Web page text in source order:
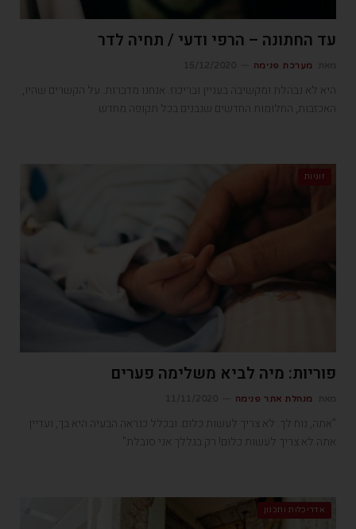
עד החתונה – הרפי ודעי / תחיה לדר
מערכת פנימה
היא לא נבהלת ומקשיבה בעניין ובריכוז. אנחנו מדברות. על הקשרים שהיו,
האכזבות, החלומות החדשים שנבנים בכל תקופה מחדש
זוגיות
פוריות: מיה לביא משלימה פערים
מנהלת אתר פנימה
"אתה, נוח לך. לא צריך לעשות כלום. ובכלל כנראה הבעיה היא בך, ועדיין
אתה לא צריך לעשות כלום! רק בגללך אני סובלת"
אדריכלות ותכנון